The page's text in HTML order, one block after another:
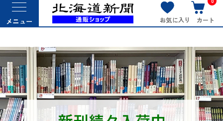
メニュー お気に入り カート